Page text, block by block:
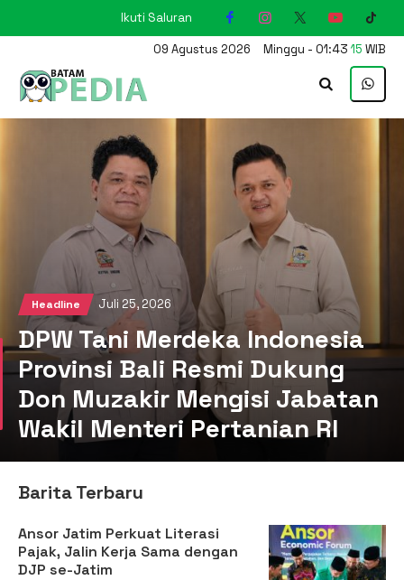
Ikuti Saluran
09 Agustus 2026 Minggu - 01:43 15 WIB
Headline Juli 25, 2026
DPW Tani Merdeka Indonesia
Provinsi Bali Resmi Dukung
Don Muzakir Mengisi Jabatan
Wakil Menteri Pertanian RI
Barita Terbaru
Ansor Jatim Perkuat Literasi
Pajak, Jalin Kerja Sama dengan
DJP se-Jatim